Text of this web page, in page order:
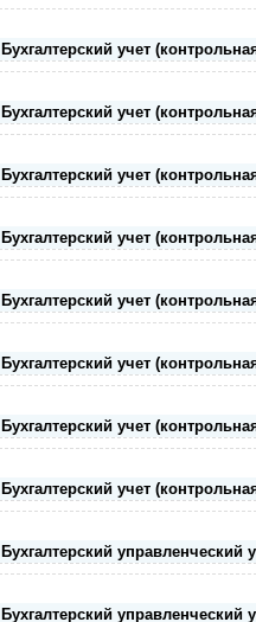
Бухгалтерский учет
Бухгалтерский учет
Бухгалтерский учет
Бухгалтерский учет
Бухгалтерский учет
Бухгалтерский учет
Бухгалтерский учет
Бухгалтерский учет
Бухгалтерский
Бухгалтерский